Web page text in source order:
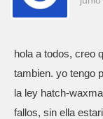
hola a todos, creo
tambien. yo tengo
la ley hatch-
fallos, sin ella